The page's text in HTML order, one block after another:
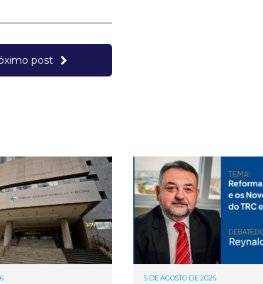
post
5 DE AGOSTO DE 2026